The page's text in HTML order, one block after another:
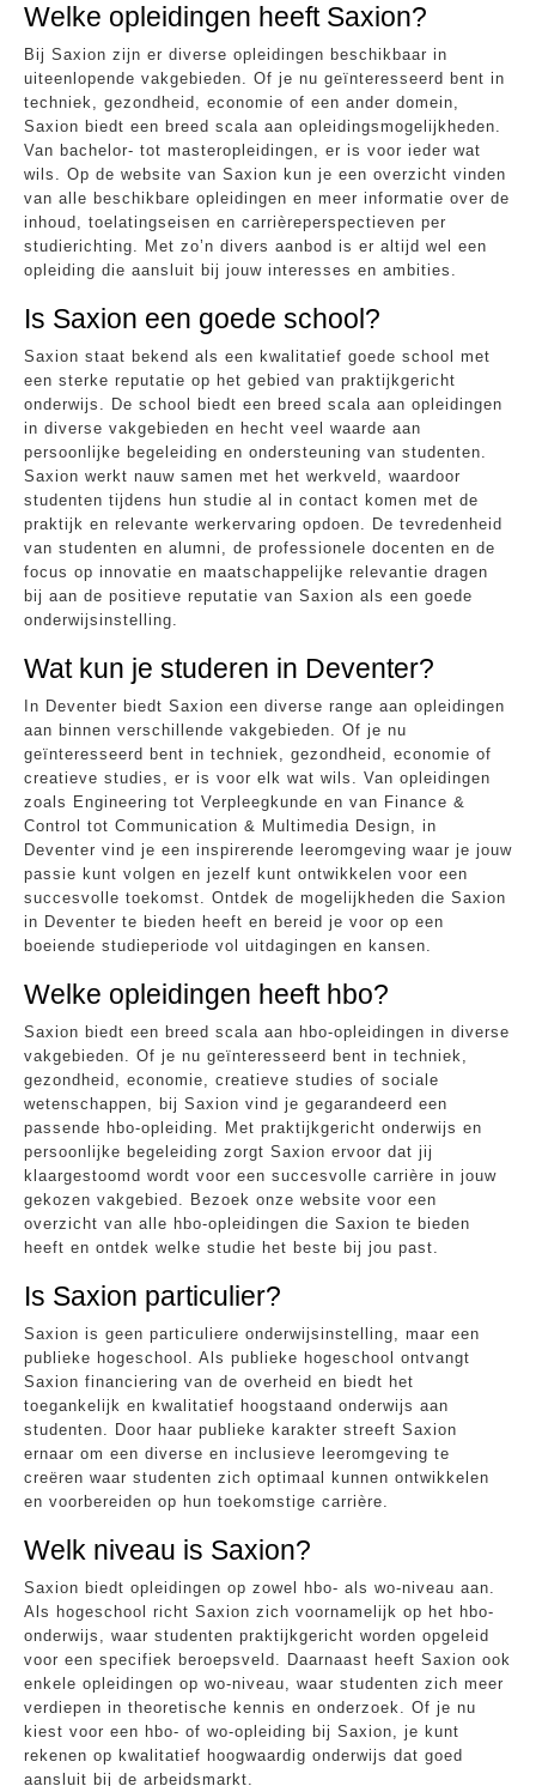
Welke opleidingen heeft Saxion?
Bij Saxion zijn er diverse opleidingen beschikbaar in
uiteenlopende vakgebieden. Of je nu geïnteresseerd bent in
techniek, gezondheid, economie of een ander domein,
Saxion biedt een breed scala aan opleidingsmogelijkheden.
Van bachelor- tot masteropleidingen, er is voor ieder wat
wils. Op de website van Saxion kun je een overzicht vinden
van alle beschikbare opleidingen en meer informatie over de
inhoud, toelatingseisen en carrièreperspectieven per
studierichting. Met zo’n divers aanbod is er altijd wel een
opleiding die aansluit bij jouw interesses en ambities.
Is Saxion een goede school?
Saxion staat bekend als een kwalitatief goede school met
een sterke reputatie op het gebied van praktijkgericht
onderwijs. De school biedt een breed scala aan opleidingen
in diverse vakgebieden en hecht veel waarde aan
persoonlijke begeleiding en ondersteuning van studenten.
Saxion werkt nauw samen met het werkveld, waardoor
studenten tijdens hun studie al in contact komen met de
praktijk en relevante werkervaring opdoen. De tevredenheid
van studenten en alumni, de professionele docenten en de
focus op innovatie en maatschappelijke relevantie dragen
bij aan de positieve reputatie van Saxion als een goede
onderwijsinstelling.
Wat kun je studeren in Deventer?
In Deventer biedt Saxion een diverse range aan opleidingen
aan binnen verschillende vakgebieden. Of je nu
geïnteresseerd bent in techniek, gezondheid, economie of
creatieve studies, er is voor elk wat wils. Van opleidingen
zoals Engineering tot Verpleegkunde en van Finance &
Control tot Communication & Multimedia Design, in
Deventer vind je een inspirerende leeromgeving waar je jouw
passie kunt volgen en jezelf kunt ontwikkelen voor een
succesvolle toekomst. Ontdek de mogelijkheden die Saxion
in Deventer te bieden heeft en bereid je voor op een
boeiende studieperiode vol uitdagingen en kansen.
Welke opleidingen heeft hbo?
Saxion biedt een breed scala aan hbo-opleidingen in diverse
vakgebieden. Of je nu geïnteresseerd bent in techniek,
gezondheid, economie, creatieve studies of sociale
wetenschappen, bij Saxion vind je gegarandeerd een
passende hbo-opleiding. Met praktijkgericht onderwijs en
persoonlijke begeleiding zorgt Saxion ervoor dat jij
klaargestoomd wordt voor een succesvolle carrière in jouw
gekozen vakgebied. Bezoek onze website voor een
overzicht van alle hbo-opleidingen die Saxion te bieden
heeft en ontdek welke studie het beste bij jou past.
Is Saxion particulier?
Saxion is geen particuliere onderwijsinstelling, maar een
publieke hogeschool. Als publieke hogeschool ontvangt
Saxion financiering van de overheid en biedt het
toegankelijk en kwalitatief hoogstaand onderwijs aan
studenten. Door haar publieke karakter streeft Saxion
ernaar om een diverse en inclusieve leeromgeving te
creëren waar studenten zich optimaal kunnen ontwikkelen
en voorbereiden op hun toekomstige carrière.
Welk niveau is Saxion?
Saxion biedt opleidingen op zowel hbo- als wo-niveau aan.
Als hogeschool richt Saxion zich voornamelijk op het hbo-
onderwijs, waar studenten praktijkgericht worden opgeleid
voor een specifiek beroepsveld. Daarnaast heeft Saxion ook
enkele opleidingen op wo-niveau, waar studenten zich meer
verdiepen in theoretische kennis en onderzoek. Of je nu
kiest voor een hbo- of wo-opleiding bij Saxion, je kunt
rekenen op kwalitatief hoogwaardig onderwijs dat goed
aansluit bij de arbeidsmarkt.